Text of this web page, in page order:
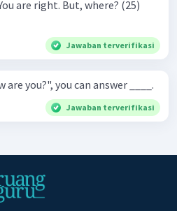
Jawaban terverifikasi
you?", you can answer ____.
Jawaban terverifikasi